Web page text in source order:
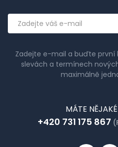
Emailová
adresa
Zadejte e-mail a buďte první
slevách a termínech
maximálně
MÁTE
+420 731 175 867